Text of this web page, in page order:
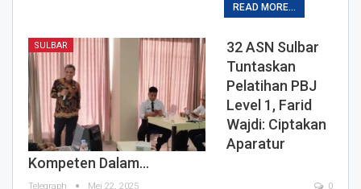
READ MORE...
SULBAR
32 ASN Sulbar
Tuntaskan
Pelatihan PBJ
Level 1, Farid
Wajdi: Ciptakan
Aparatur
Kompeten Dalam…
Telegraph Mei 22, 2025 0